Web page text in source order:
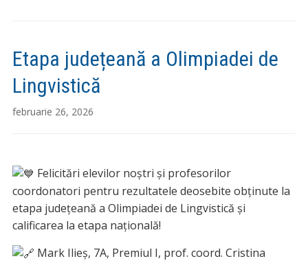
Etapa județeană a Olimpiadei de
Lingvistică
februarie 26, 2026
Felicitări elevilor noștri și profesorilor
coordonatori pentru rezultatele deosebite obținute la
etapa județeană a Olimpiadei de Lingvistică și
calificarea la etapa națională!
Mark Ilieș, 7A, Premiul I, prof. coord. Cristina